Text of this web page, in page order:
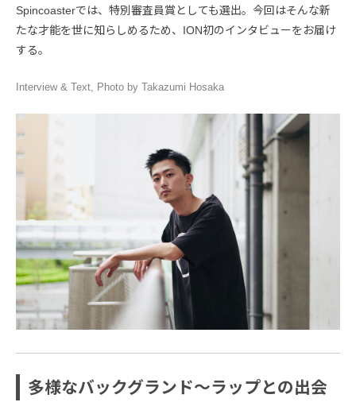
Spincoasterでは、特別審査員賞としても選出。今回はそんな新
たな才能を世に知らしめるため、ION初のインタビューをお届け
する。
Interview & Text, Photo by Takazumi Hosaka
多様なバックグランド〜ラップとの出会